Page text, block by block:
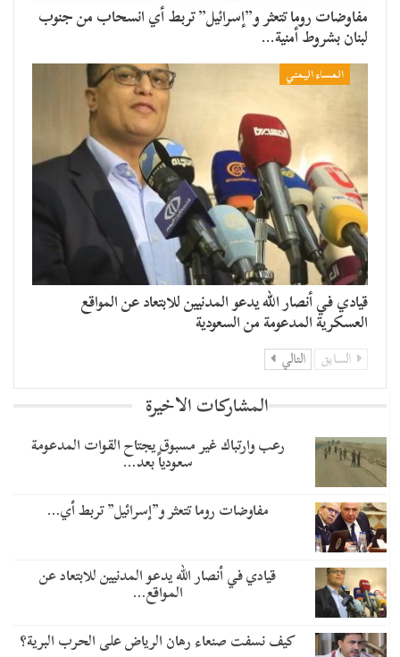
مفاوضات روما تتعثر و”إسرائيل” تربط أي انسحاب من جنوب
لبنان بشروط أمنية…
المساء اليمني
قيادي في أنصار الله يدعو المدنيين للابتعاد عن المواقع
العسكرية المدعومة من السعودية
السابق التالي
المشاركات الاخيرة
رعب وارتباك غير مسبوق يجتاح القوات المدعومة
سعودياً بعد…
مفاوضات روما تتعثر و”إسرائيل” تربط أي…
قيادي في أنصار الله يدعو المدنيين للابتعاد عن
المواقع…
كيف نسفت صنعاء رهان الرياض على الحرب البرية؟